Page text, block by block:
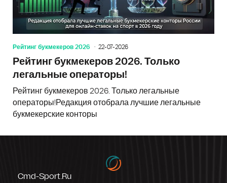
Рейтинг букмекеров 2026 22-07-2026
Рейтинг букмекеров 2026. Только
легальные операторы!
Рейтинг букмекеров 2026. Только легальные
операторы!Редакция отобрала лучшие легальные
букмекерские конторы
Cmd-Sport.ru